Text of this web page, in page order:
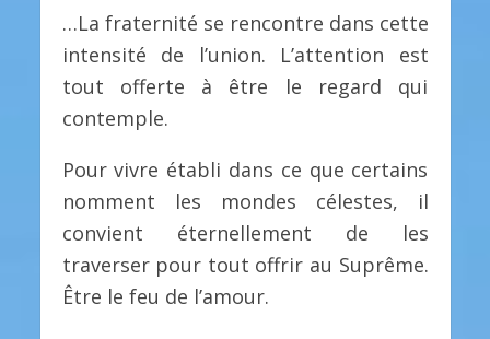
…La fraternité se rencontre dans cette
intensité de l’union. L’attention est
tout offerte à être le regard qui
contemple.
Pour vivre établi dans ce que certains
nomment les mondes célestes, il
convient éternellement de les
traverser pour tout offrir au Suprême.
Être le feu de l’amour.